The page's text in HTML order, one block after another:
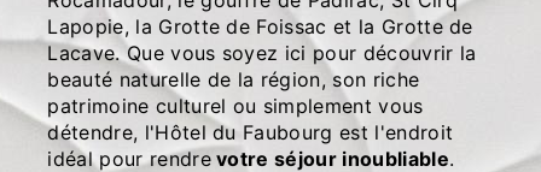
Lapopie, la Grotte de Foissac et la Grotte de
Lacave. Que vous soyez ici pour découvrir la
beauté naturelle de la région, son riche
patrimoine culturel ou simplement vous
détendre, l'Hôtel du Faubourg est l'endroit
idéal pour rendrevotre séjour inoubliable.